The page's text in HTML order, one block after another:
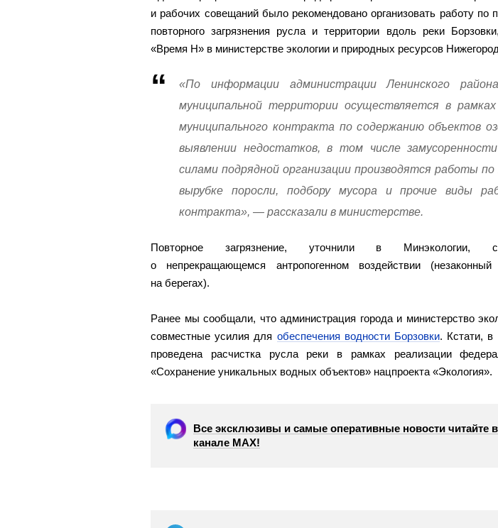
и рабочих совещаний было рекомендовано организовать работу по
повторного загрязнения русла и территории вдоль реки
«Время Н» в министерстве экологии и природных ресурсов
«По информации администрации Ленинского
муниципальной территории осуществляется в рамках
муниципального контракта по содержанию объектов
выявлении недостатков, в том числе
силами подрядной организации производятся работы
вырубке поросли, подбору мусора и прочие виды
контракта», — рассказали в министерстве.
Повторное загрязнение, уточнили в Минэкологии,
о непрекращающемся антропогенном воздействии
на берегах).
Ранее мы сообщали, что администрация города и министерство
совместные усилия для обеспечения водности Борзовки. Кстати,
проведена расчистка русла реки в рамках реализации
«Сохранение уникальных водных объектов» нацпроекта «Экология».
Все эксклюзивы и самые оперативные новости читайте
канале МАХ!